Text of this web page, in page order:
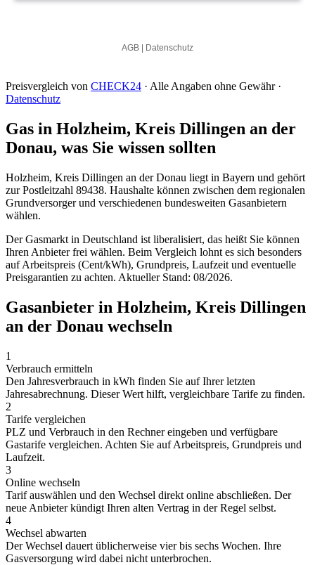
Preisvergleich von CHECK24 · Alle Angaben ohne Gewähr ·
Datenschutz
Gas in Holzheim, Kreis Dillingen an der
Donau, was Sie wissen sollten
Holzheim, Kreis Dillingen an der Donau liegt in Bayern und gehört
zur Postleitzahl 89438. Haushalte können zwischen dem regionalen
Grundversorger und verschiedenen bundesweiten Gasanbietern
wählen.
Der Gasmarkt in Deutschland ist liberalisiert, das heißt Sie können
Ihren Anbieter frei wählen. Beim Vergleich lohnt es sich besonders
auf Arbeitspreis (Cent/kWh), Grundpreis, Laufzeit und eventuelle
Preisgarantien zu achten. Aktueller Stand: 08/2026.
Gasanbieter in Holzheim, Kreis Dillingen
an der Donau wechseln
1
Verbrauch ermitteln
Den Jahresverbrauch in kWh finden Sie auf Ihrer letzten
Jahresabrechnung. Dieser Wert hilft, vergleichbare Tarife zu finden.
2
Tarife vergleichen
PLZ und Verbrauch in den Rechner eingeben und verfügbare
Gastarife vergleichen. Achten Sie auf Arbeitspreis, Grundpreis und
Laufzeit.
3
Online wechseln
Tarif auswählen und den Wechsel direkt online abschließen. Der
neue Anbieter kündigt Ihren alten Vertrag in der Regel selbst.
4
Wechsel abwarten
Der Wechsel dauert üblicherweise vier bis sechs Wochen. Ihre
Gasversorgung wird dabei nicht unterbrochen.